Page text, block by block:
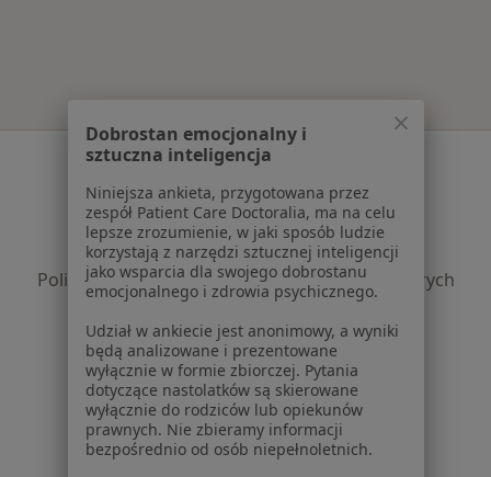
Serwis
Regulamin
Polityka prywatności pacjentów
Polityka prywatności profesjonalistów
Polityka prywatności dla profesjonalistów, których
dane pozyskaliśmy samodzielnie
Polityka cookies
Jak działają wyniki wyszukiwania
Dostępność
O nas
Praca Rekrutujemy!
Partnerzy
Dobrostan emocjonalny i
sztuczna inteligencja
Niniejsza ankieta, przygotowana przez
zespół Patient Care Doctoralia, ma na celu
lepsze zrozumienie, w jaki sposób ludzie
korzystają z narzędzi sztucznej inteligencji
jako wsparcia dla swojego dobrostanu
emocjonalnego i zdrowia psychicznego.
Udział w ankiecie jest anonimowy, a wyniki
będą analizowane i prezentowane
wyłącznie w formie zbiorczej. Pytania
dotyczące nastolatków są skierowane
wyłącznie do rodziców lub opiekunów
prawnych. Nie zbieramy informacji
bezpośrednio od osób niepełnoletnich.